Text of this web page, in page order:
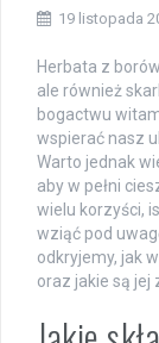
19 listopada
Herbata z
ale również
bogactwu
wspierać nasz
Warto jednak
aby w pełni
wielu korzyści,
wziąć pod
odkryjemy, jak
oraz jakie są jej